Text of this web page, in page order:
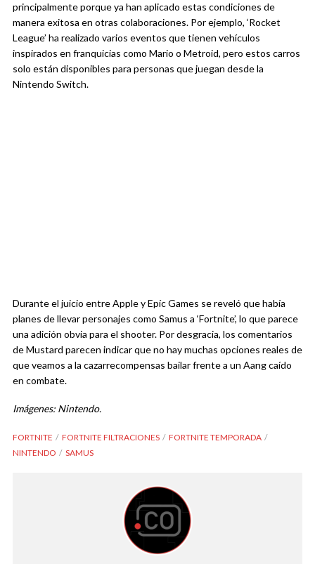
principalmente porque ya han aplicado estas condiciones de
manera exitosa en otras colaboraciones. Por ejemplo, ‘Rocket
League’ ha realizado varios eventos que tienen vehículos
inspirados en franquicias como Mario o Metroid, pero estos carros
solo están disponibles para personas que juegan desde la
Nintendo Switch.
Durante el juicio entre Apple y Epíc Games se reveló que había
planes de llevar personajes como Samus a ‘Fortnite’, lo que parece
una adición obvia para el shooter. Por desgracia, los comentarios
de Mustard parecen indicar que no hay muchas opciones reales de
que veamos a la cazarrecompensas bailar frente a un Aang caído
en combate.
Imágenes: Nintendo.
FORTNITE FORTNITE FILTRACIONES
FORTNITE TEMPORADA
NINTENDO
SAMUS